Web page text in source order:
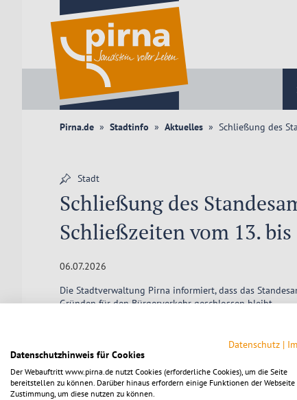
Pirna.de Stadtinfo Aktuelles Schließung des
Stadt
Schließung des
Schließzeiten vom 13. bis
06.07.2026
Die Stadtverwaltung Pirna informiert, dass das
Gründen für den Bürgerverkehr geschlossen bleibt.
In dieser Zeit steht das Standesamt ausschließlich
Die regulären Sprechzeiten gelten vom 20. bis 24. Juli
Montag, Mittwoch und Freitag:
nach Vereinbarung
Datenschutz |
Datenschutzhinweis für Cookies
Der Webauftritt www.pirna.de nutzt Cookies (erforderliche Cookies), um die Seite
bereitstellen zu können. Darüber hinaus erfordern einige Funktionen der Webseite
Zustimmung, um diese nutzen zu können.